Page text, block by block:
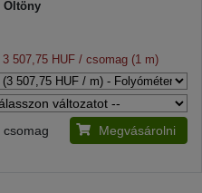
Öltöny
3 507,75 HUF / csomag (1 m)
csomag Megvásárolni